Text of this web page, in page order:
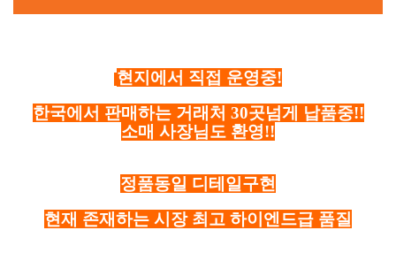
현지에서 직접 운영중!
한국에서 판매하는 거래처 30곳넘게 납품중!!
소매 사장님도 환영!!
정품동일 디테일구현
현재 존재하는 시장 최고 하이엔드급 품질